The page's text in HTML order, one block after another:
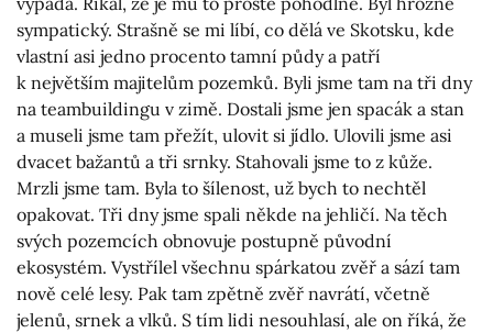
sympatický. Strašně se mi líbí, co dělá ve Skotsku, kde
vlastní asi jedno procento tamní půdy a patří
k největším majitelům pozemků. Byli jsme tam na tři dny
na teambuildingu v zimě. Dostali jsme jen spacák a stan
a museli jsme tam přežít, ulovit si jídlo. Ulovili jsme asi
dvacet bažantů a tři srnky. Stahovali jsme to z kůže.
Mrzli jsme tam. Byla to šílenost, už bych to nechtěl
opakovat. Tři dny jsme spali někde na jehličí. Na těch
svých pozemcích obnovuje postupně původní
ekosystém. Vystřílel všechnu spárkatou zvěř a sází tam
nově celé lesy. Pak tam zpětně zvěř navrátí, včetně
jelenů, srnek a vlků. S tím lidi nesouhlasí, ale on říká, že